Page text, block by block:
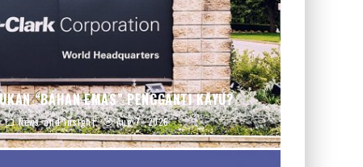
“BAHAN EMAS” PENGGANTI KAYU?
News and Insight Aug 7, 2026